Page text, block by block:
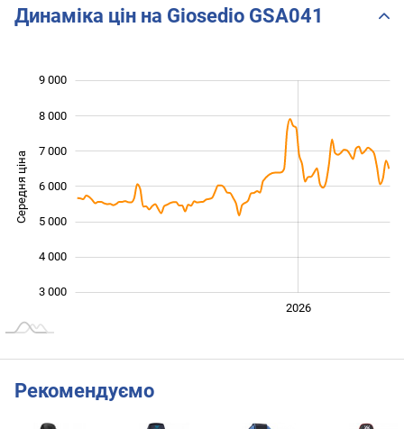
Динаміка цін на Giosedio GSA041
Середня ціна 3 000
3 000
4 000
5 000
6 000
7 000
8 000
9 000
2026
Рекомендуємо